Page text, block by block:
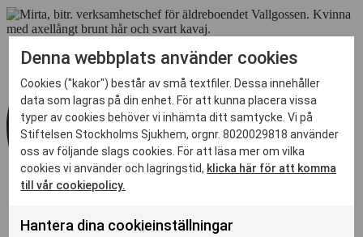
Denna webbplats använder cookies
Cookies ("kakor") består av små textfiler. Dessa innehåller
data som lagras på din enhet. För att kunna placera vissa
typer av cookies behöver vi inhämta ditt samtycke. Vi på
Stiftelsen Stockholms Sjukhem, orgnr. 8020029818 använder
oss av följande slags cookies. För att läsa mer om vilka
cookies vi använder och lagringstid, klicka här för att komma
till vår cookiepolicy.
Hantera dina cookieinställningar